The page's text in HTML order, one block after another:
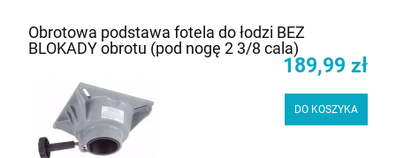
Obrotowa podstawa fotela do łodzi BEZ
BLOKADY obrotu (pod nogę 2 3/8 cala)
189,99 zł
DO KOSZYKA